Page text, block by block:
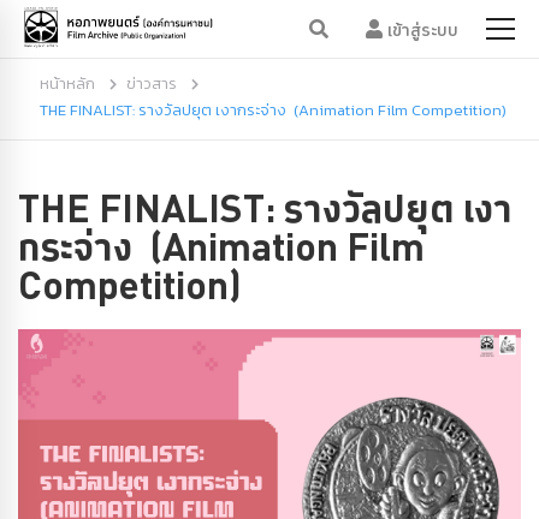
เข้าสู่ระบบ
หน้าหลัก
ข่าวสาร
THE FINALIST: รางวัลปยุต เงากระจ่าง (Animation Film Competition)
THE FINALIST: รางวัลปยุต เงา
กระจ่าง (Animation Film
Competition)